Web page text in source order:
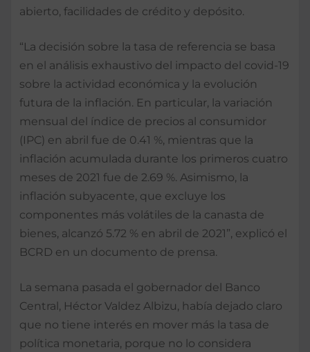
abierto, facilidades de crédito y depósito.
“La decisión sobre la tasa de referencia se basa
en el análisis exhaustivo del impacto del covid-19
sobre la actividad económica y la evolución
futura de la inflación. En particular, la variación
mensual del índice de precios al consumidor
(IPC) en abril fue de 0.41 %, mientras que la
inflación acumulada durante los primeros cuatro
meses de 2021 fue de 2.69 %. Asimismo, la
inflación subyacente, que excluye los
componentes más volátiles de la canasta de
bienes, alcanzó 5.72 % en abril de 2021”, explicó el
BCRD en un documento de prensa.
La semana pasada el gobernador del Banco
Central, Héctor Valdez Albizu, había dejado claro
que no tiene interés en mover más la tasa de
política monetaria, porque no lo considera